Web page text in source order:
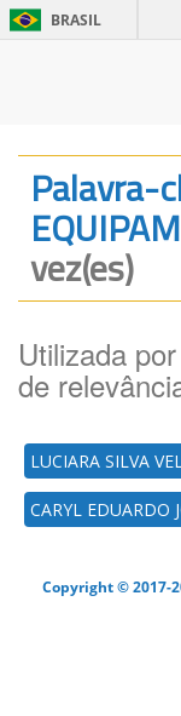
BRASIL
Palavra-
vez(es)
Utilizada
de
LUCIARA SILVA
CARYL EDUARDO
Copyright © 2017-